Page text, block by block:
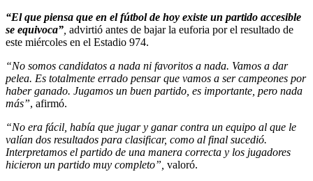
“El que piensa que en el fútbol de hoy existe un partido accesible
se equivoca” advirtió antes de bajar la euforia por el resultado de
este miércoles en el Estadio 974.
“No somos candidatos a nada ni favoritos a nada. Vamos a dar
pelea. Es totalmente errado pensar que vamos a ser campeones por
haber ganado. Jugamos un buen partido, es importante, pero nada
más”, afirmó.
“No era fácil, había que jugar y ganar contra un equipo al que le
valían dos resultados para clasificar, como al final sucedió.
Interpretamos el partido de una manera correcta y los jugadores
hicieron un partido muy completo”, valoró.